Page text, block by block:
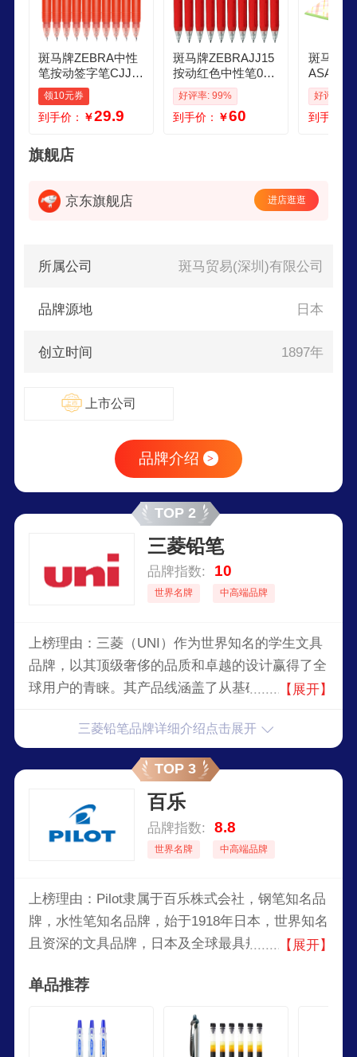
斑马牌ZEBRA中性
笔按动签字笔CJJ3
CN水笔学生考试笔
文具笔办公顺滑按
动速干笔 蓝绿杆 10
领10元券
到手价： ￥29.9
斑马牌ZEBRAJJ15
按动红色中性笔05
mm签字笔商务水笔
学生练字考试刷题
笔学习办公文具套
好评率: 99%
到手价： ￥60
斑马牌
ASA营
生签字
记笔学
包春节
好评率:
到手价：
旗舰店
京东旗舰店 进店逛逛
所属公司 斑马贸易(深圳)有限公司
品牌源地 日本
创立时间 1897年
上市公司
品牌介绍 >
TOP 2
三菱铅笔
品牌指数: 10
世界名牌 中高端品牌
上榜理由：三菱（UNI）作为世界知名的学生文具
品牌，以其顶级奢侈的品质和卓越的设计赢得了全
球用户的青睐。其产品线涵盖了从基础书写工具到
体，以其流畅的书写体验、持久的耐用性和时尚的
外观著称，特别适合追求高品质学习体验的学生。
【展开】
三菱铅笔品牌详细介绍点击展开
TOP 3
百乐
品牌指数: 8.8
世界名牌 中高端品牌
上榜理由：Pilot隶属于百乐株式会社，钢笔知名品
牌，水性笔知名品牌，始于1918年日本，世界知名
且资深的文具品牌，日本及全球最具规模之书写工
艺，具备强大的营销网络。
【展开】
单品推荐